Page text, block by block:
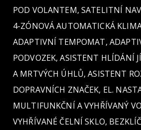
POD VOLANTEM, SATELITNÍ
4-ZÓNOVÁ AUTOMATICKÁ
ADAPTIVNÍ TEMPOMAT,
PODVOZEK, ASISTENT HLÍDÁNÍ
A MRTVÝCH ÚHLŮ, ASISTENT
DOPRAVNÍCH ZNAČEK, EL.
MULTIFUNKČNÍ A VYHŘÍVANÝ
VYHŘÍVANÉ ČELNÍ SKLO,